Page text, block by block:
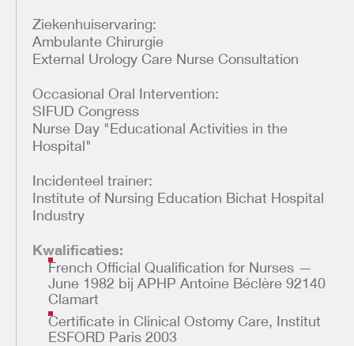
Ziekenhuiservaring:
Ambulante Chirurgie
External Urology Care Nurse Consultation
Occasional Oral Intervention:
SIFUD Congress
Nurse Day "Educational Activities in the
Hospital"
Incidenteel trainer:
Institute of Nursing Education Bichat Hospital
Industry
Kwalificaties:
French Official Qualification for Nurses —
June 1982 bij APHP Antoine Béclère 92140
Clamart
Certificate in Clinical Ostomy Care, Institut
ESFORD Paris 2003